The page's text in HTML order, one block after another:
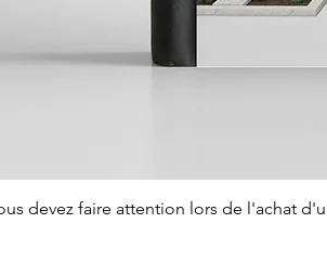
devez faire attention lors de l'achat